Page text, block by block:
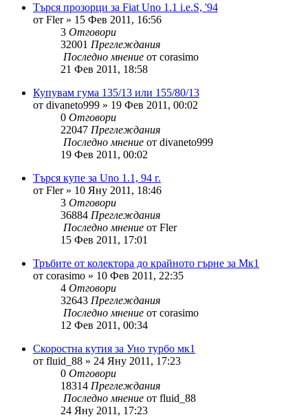
Търся прозорци за Fiat Uno 1.1 i.e.S, '94
от Fler» 15 Фев 2011, 16:56
3 Отговори
32001 Преглеждания
Последно мнение от corasimo
21 Фев 2011, 18:58
Купувам гума 135/13 или 155/80/13
от divaneto999 » 19 Фев 2011, 00:02
0 Отговори
22047 Преглеждания
Последно мнение от divaneto999
19 Фев 2011, 00:02
Търся купе за Uno 1.1, 94 г.
от Fler» 10 Яну 2011, 18:46
3 Отговори
36884 Преглеждания
Последно мнение от Fler
15 Фев 2011, 17:01
Тръбите от колектора до крайното гърне за Мк1
от corasimo » 10 Фев 2011, 22:35
4 Отговори
32643 Преглеждания
Последно мнение от corasimo
12 Фев 2011, 00:34
Скоростна кутия за Уно турбо мк1
от fluid_88 » 24 Яну 2011, 17:23
0 Отговори
18314 Преглеждания
Последно мнение от fluid_88
24 Яну 2011, 17:23